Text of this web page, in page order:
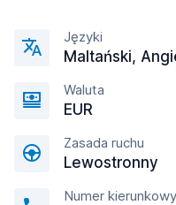
Języki
Maltański,
Waluta
EUR
Zasada ruchu
Lewostronny
Numer kierunkowy